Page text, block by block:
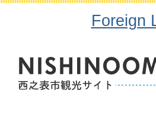
Foreign